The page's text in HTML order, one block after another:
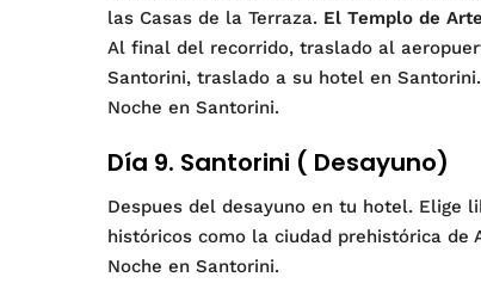
las Casas de la Terraza. El Templo de
Al final del recorrido, traslado al
Santorini, traslado a su hotel en Santorini.
Noche en Santorini.
Día 9. Santorini ( Desayuno)
Despues del desayuno en tu hotel. Elige
históricos como la ciudad prehistórica
Noche en Santorini.